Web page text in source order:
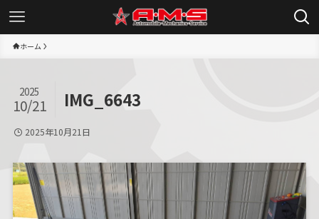
ホーム
IMG_6643
2025
10/21
2025年10月21日